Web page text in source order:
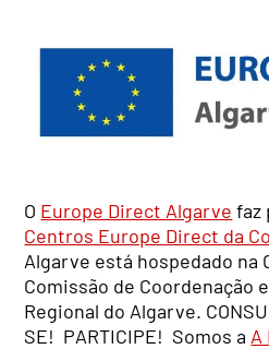
O Europe Direct Algarve faz
Centros Europe Direct da
Algarve está hospedado na
Comissão de Coordenação
Regional do Algarve.
SE! PARTICIPE! Somos a A